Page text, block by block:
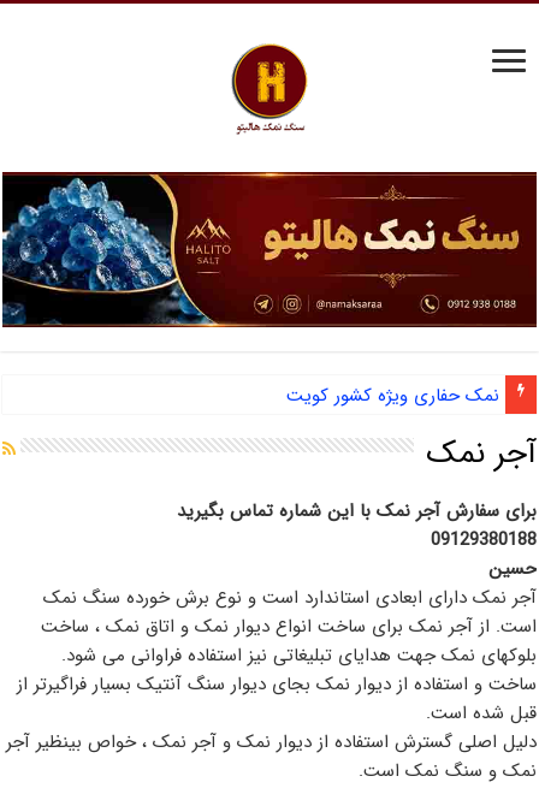
نمک حفاری ویژه کشور کویت
آشنایی با نمک دانه شکری و مزایای صادرات نمک صنعتی
آجر نمک
برای سفارش آجر نمک با این شماره تماس بگیرید
09129380188
حسین
آجر نمک دارای ابعادی استاندارد است و نوع برش خورده سنگ نمک
است. از آجر نمک برای ساخت انواع دیوار نمک و اتاق نمک ، ساخت
بلوکهای نمک جهت هدایای تبلیغاتی نیز استفاده فراوانی می شود.
ساخت و استفاده از دیوار نمک بجای دیوار سنگ آنتیک بسیار فراگیرتر از
قبل شده است.
دلیل اصلی گسترش استفاده از دیوار نمک و آجر نمک ، خواص بینظیر آجر
نمک و سنگ نمک است.